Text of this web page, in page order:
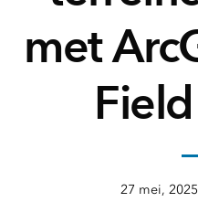
met
27 mei,